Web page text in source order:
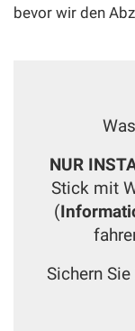
bevor wir den
NUR
Stick mit
(
Sichern